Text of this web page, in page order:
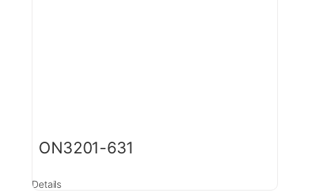
ON3201-631
Details